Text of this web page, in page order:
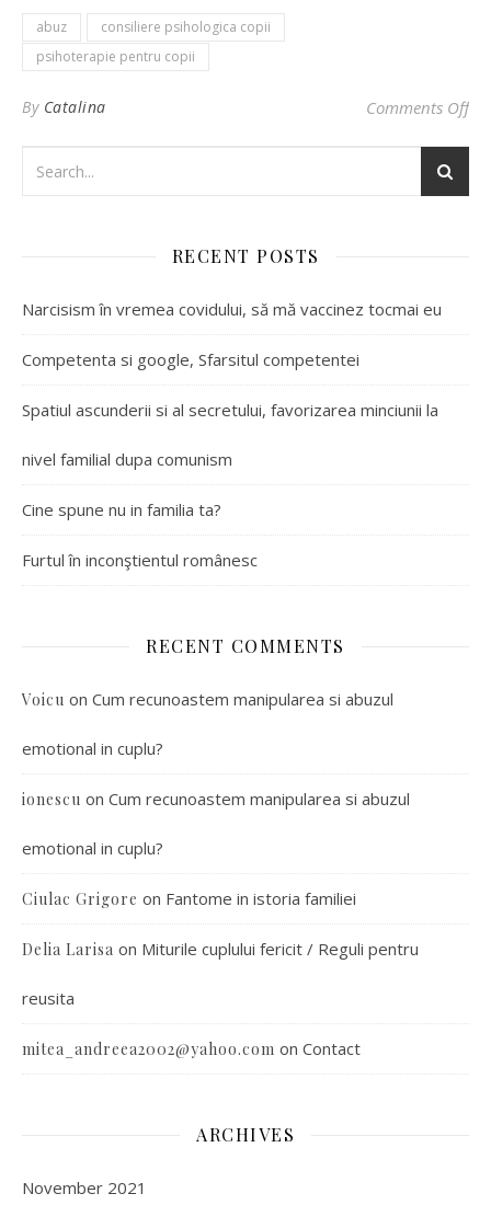
abuz
consiliere psihologica copii
psihoterapie pentru copii
By Catalina Comments Off
RECENT POSTS
Narcisism în vremea covidului, să mă vaccinez tocmai eu
Competenta si google, Sfarsitul competentei
Spatiul ascunderii si al secretului, favorizarea minciunii la
nivel familial dupa comunism
Cine spune nu in familia ta?
Furtul în inconştientul românesc
RECENT COMMENTS
Voicu on Cum recunoastem manipularea si abuzul
emotional in cuplu?
ionescu on Cum recunoastem manipularea si abuzul
emotional in cuplu?
Ciulac Grigore on Fantome in istoria familiei
Delia Larisa on Miturile cuplului fericit / Reguli pentru
reusita
mitea_andreea2002@yahoo.com on Contact
ARCHIVES
November 2021